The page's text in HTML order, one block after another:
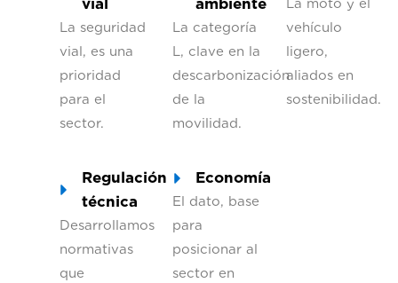
La seguridad
vial, es una
prioridad
para el
sector.
La categoría
L, clave en la
descarbonización
de la
movilidad.
La moto y el
vehículo
ligero,
aliados en
sostenibilidad.
Regulación
técnica
Desarrollamos
normativas
que
Economía
El dato, base
para
posicionar al
sector en